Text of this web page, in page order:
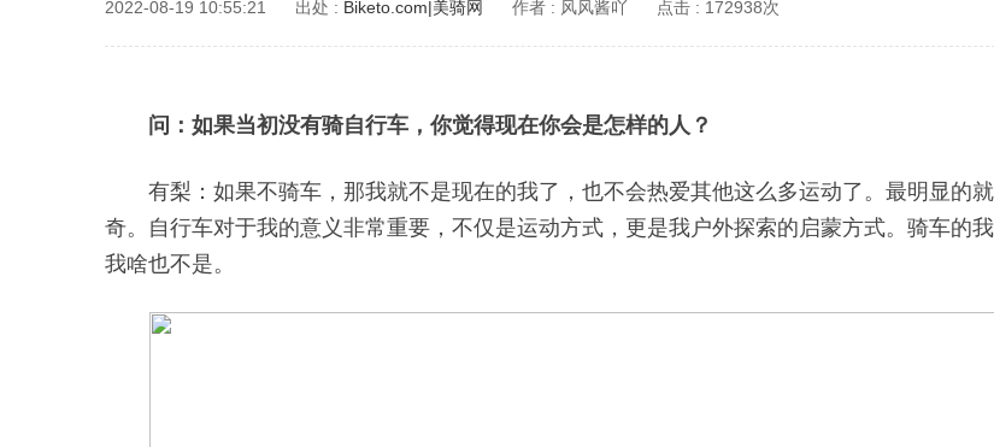
2022-08-19 10:55:21 出处 : Biketo.com|美骑网 作者 : 风风酱吖 点击 : 172938次
问：如果当初没有骑自行车，你觉得现在你会是怎样的人？
有梨：如果不骑车，那我就不是现在的我了，也不会热爱其他这么多运动了。最明显的
奇。自行车对于我的意义非常重要，不仅是运动方式，更是我户外探索的启蒙方式。骑车的
我啥也不是。